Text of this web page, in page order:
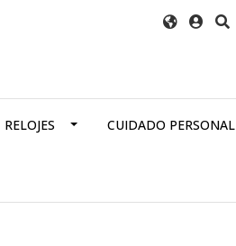
RELOJES CUIDADO PERSONAL